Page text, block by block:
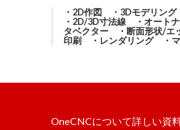
・2D作図 ・3Dモデリン
・2D/3D寸法線 ・オート
タベクター ・断面形状/
印刷 ・レンダリング ・
OneCNCについて詳しい資